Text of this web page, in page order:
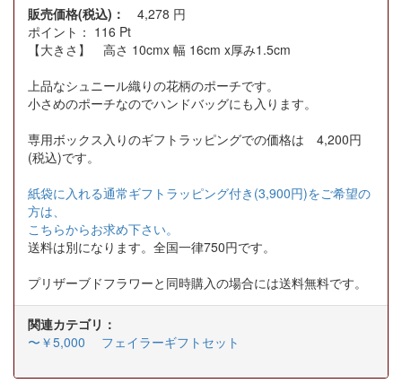
販売価格(税込)： 4,278 円
ポイント： 116 Pt
【大きさ】 高さ 10cmx 幅 16cm x厚み1.5cm
上品なシュニール織りの花柄のポーチです。
小さめのポーチなのでハンドバッグにも入ります。
専用ボックス入りのギフトラッピングでの価格は 4,200円
(税込)です。
紙袋に入れる通常ギフトラッピング付き(3,900円)をご希望の
方は、
こちらからお求め下さい。
送料は別になります。全国一律750円です。
プリザーブドフラワーと同時購入の場合には送料無料です。
関連カテゴリ：
〜￥5,000
フェイラーギフトセット